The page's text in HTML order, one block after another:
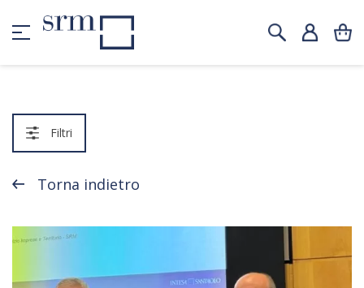
Filtri
Torna indietro